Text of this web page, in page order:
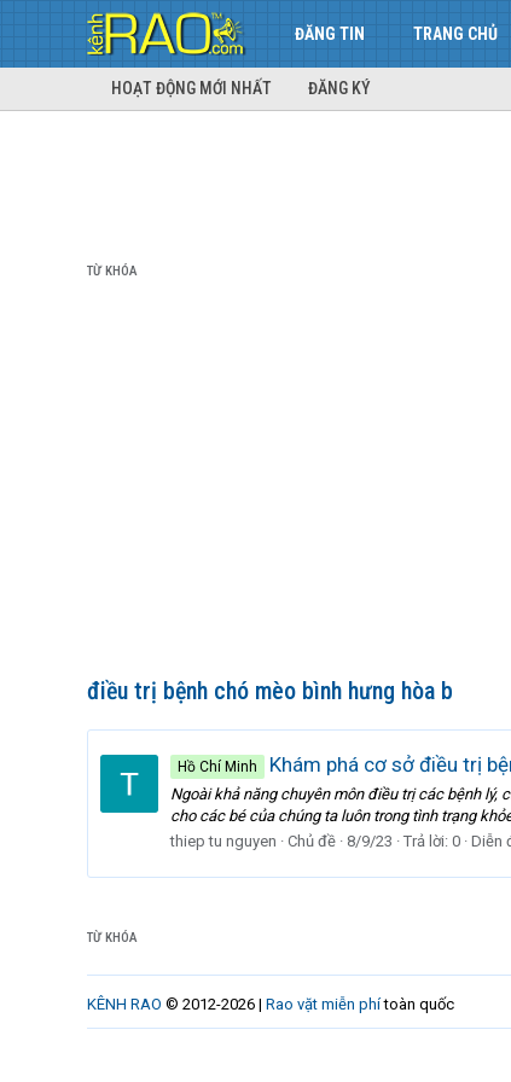
ĐĂNG TIN TRANG CHỦ
HOẠT ĐỘNG MỚI NHẤT ĐĂNG KÝ
TỪ KHÓA
điều trị bệnh chó mèo bình hưng hòa b
Hồ Chí Minh Khám phá cơ sở điều trị
Ngoài khả năng chuyên môn điều trị các bệnh
cho các bé của chúng ta luôn trong tình trạng
thiep tu nguyen
Chủ đề 8/9/23 Trả lời: 0 Diễn
TỪ KHÓA
KÊNH RAO © 2012-2026 | Rao vặt miễn phítoàn quốc